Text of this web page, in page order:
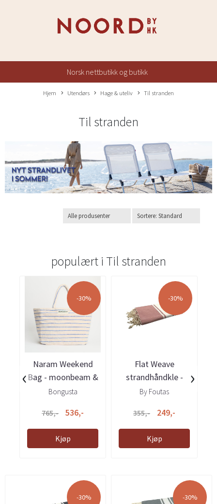
Norsk nettbutikk og butikk
Hjem Utendørs Hage & uteliv Til stranden
Til stranden
populært i Til stranden
-30%
Naram Weekend
Bag - moonbeam &
ultramarine
Bongusta
765,- 536,-
Kjøp
-30%
Flat Weave
strandhåndkle -
pudder rosa
By Foutas
355,- 249,-
Kjøp
‹ ›
-30% -30%